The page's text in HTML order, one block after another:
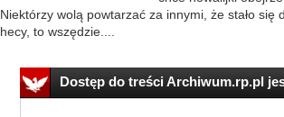
Niektórzy wolą powtarzać za innymi, że stało
hecy, to wszędzie....
Dostęp do treści Archiwum.rp.pl